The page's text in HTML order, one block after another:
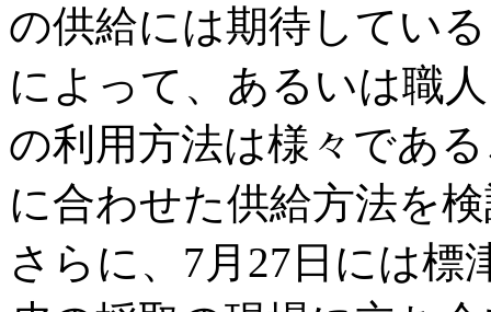
の供給には期待してい
によって、あるいは職
の利用方法は様々であ
に合わせた供給方法を
さらに、7月27日には標